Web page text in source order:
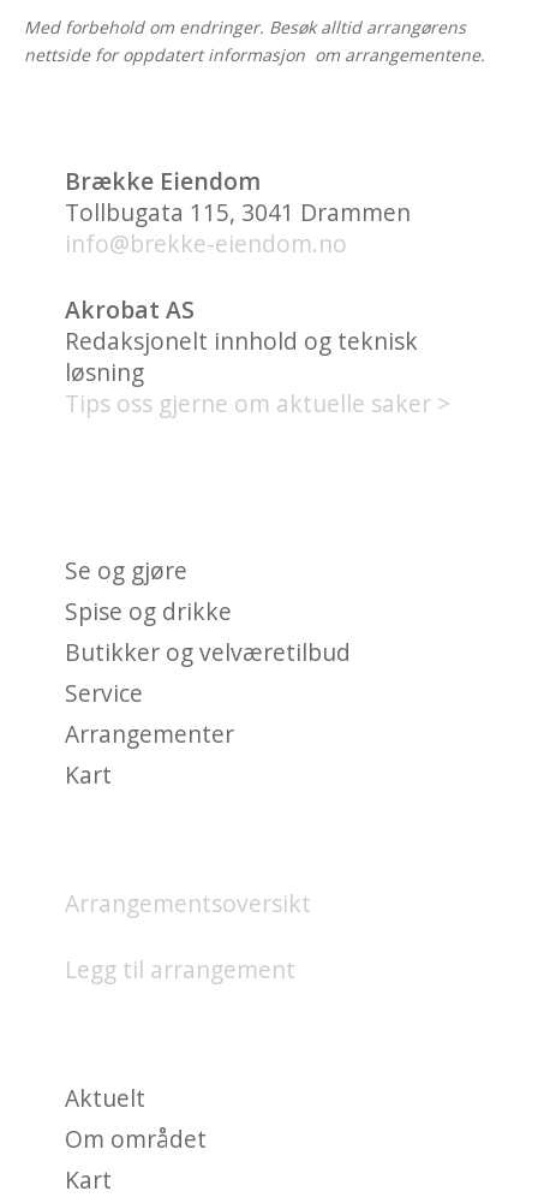
Med forbehold om endringer. Besøk alltid arrangørens
nettside for oppdatert informasjon om arrangementene.
Brække Eiendom
Tollbugata 115, 3041 Drammen
info@brekke-eiendom.no
Akrobat AS
Redaksjonelt innhold og teknisk
løsning
Tips oss gjerne om aktuelle saker >
Se og gjøre
Spise og drikke
Butikker og velværetilbud
Service
Arrangementer
Kart
Arrangementsoversikt
Legg til arrangement
Aktuelt
Om området
Kart